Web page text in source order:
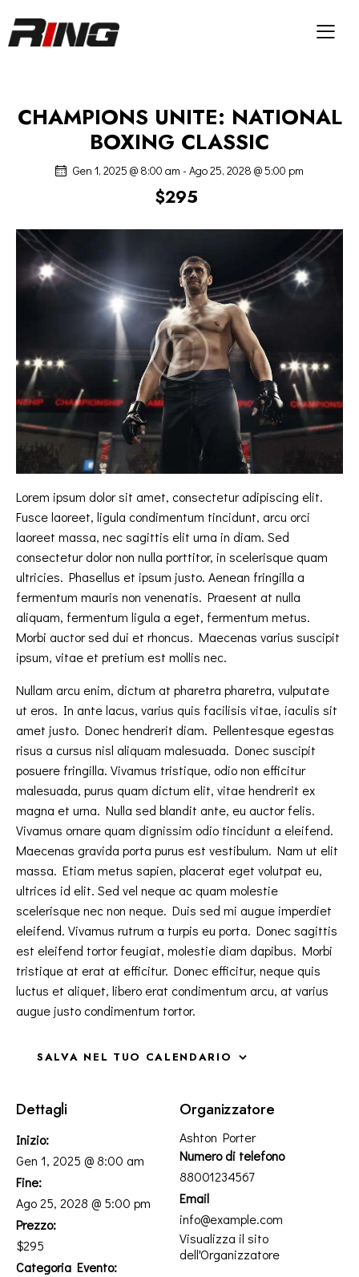
CHAMPIONS UNITE: NATIONAL
BOXING CLASSIC
Gen 1, 2025 @ 8:00 am - Ago 25, 2028 @ 5:00 pm
$295
Lorem ipsum dolor sit amet, consectetur adipiscing elit.
Fusce laoreet, ligula condimentum tincidunt, arcu orci
laoreet massa, nec sagittis elit urna in diam. Sed
consectetur dolor non nulla porttitor, in scelerisque quam
ultricies. Phasellus et ipsum justo. Aenean fringilla a
fermentum mauris non venenatis. Praesent at nulla
aliquam, fermentum ligula a eget, fermentum metus.
Morbi auctor sed dui et rhoncus. Maecenas varius suscipit
ipsum, vitae et pretium est mollis nec.
Nullam arcu enim, dictum at pharetra pharetra, vulputate
ut eros. In ante lacus, varius quis facilisis vitae, iaculis sit
amet justo. Donec hendrerit diam. Pellentesque egestas
risus a cursus nisl aliquam malesuada. Donec suscipit
posuere fringilla. Vivamus tristique, odio non efficitur
malesuada, purus quam dictum elit, vitae hendrerit ex
magna et urna. Nulla sed blandit ante, eu auctor felis.
Vivamus ornare quam dignissim odio tincidunt a eleifend.
Maecenas gravida porta purus est vestibulum. Nam ut elit
massa. Etiam metus sapien, placerat eget volutpat eu,
ultrices id elit. Sed vel neque ac quam molestie
scelerisque nec non neque. Duis sed mi augue imperdiet
eleifend. Vivamus rutrum a turpis eu porta. Donec sagittis
est eleifend tortor feugiat, molestie diam dapibus. Morbi
tristique at erat at efficitur. Donec efficitur, neque quis
luctus et aliquet, libero erat condimentum arcu, at varius
augue justo condimentum tortor.
SALVA NEL TUO CALENDARIO
Dettagli
Inizio:
Gen 1, 2025 @ 8:00 am
Fine:
Ago 25, 2028 @ 5:00 pm
Prezzo:
$295
Categoria Evento:
Organizzatore
Ashton Porter
Numero di telefono
88001234567
Email
info@example.com
Visualizza il sito
dell'Organizzatore